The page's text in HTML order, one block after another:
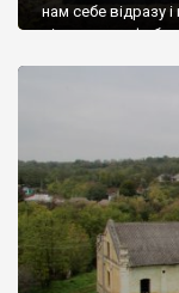
нам себе відразу
віднести до